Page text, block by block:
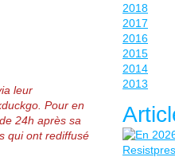
leur
Pour en
24h après sa
qui ont rediffusé
2018
2017
2016
2015
2014
2013